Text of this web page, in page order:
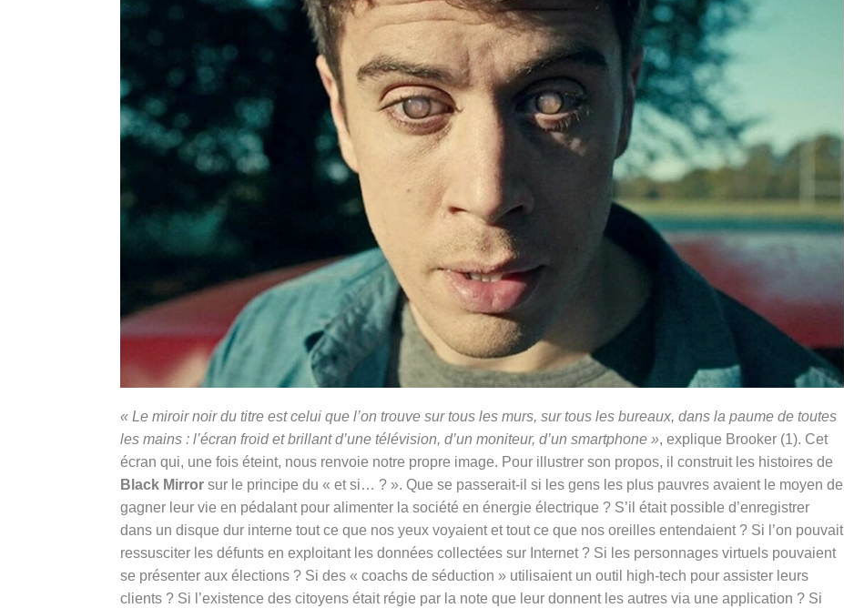
« Le miroir noir du titre est celui que l’on trouve sur tous les murs, sur tous les bureaux, dans la paume de toutes
les mains : l’écran froid et brillant d’une télévision, d’un moniteur, d’un smartphone », explique Brooker (1). Cet
écran qui, une fois éteint, nous renvoie notre propre image. Pour illustrer son propos, il construit les histoires de
Black Mirror sur le principe du « et si… ? ». Que se passerait-il si les gens les plus pauvres avaient le moyen de
gagner leur vie en pédalant pour alimenter la société en énergie électrique ? S’il était possible d’enregistrer
dans un disque dur interne tout ce que nos yeux voyaient et tout ce que nos oreilles entendaient ? Si l’on pouvait
ressusciter les défunts en exploitant les données collectées sur Internet ? Si les personnages virtuels pouvaient
se présenter aux élections ? Si des « coachs de séduction » utilisaient un outil high-tech pour assister leurs
clients ? Si l’existence des citoyens était régie par la note que leur donnent les autres via une application ? Si